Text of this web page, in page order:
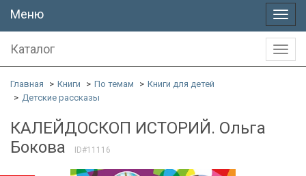
Меню
Меню
Каталог
Главная Книги По темам
Книги для детей
Детские рассказы
КАЛЕЙДОСКОП ИСТОРИЙ. Ольга
Бокова
ID#11116